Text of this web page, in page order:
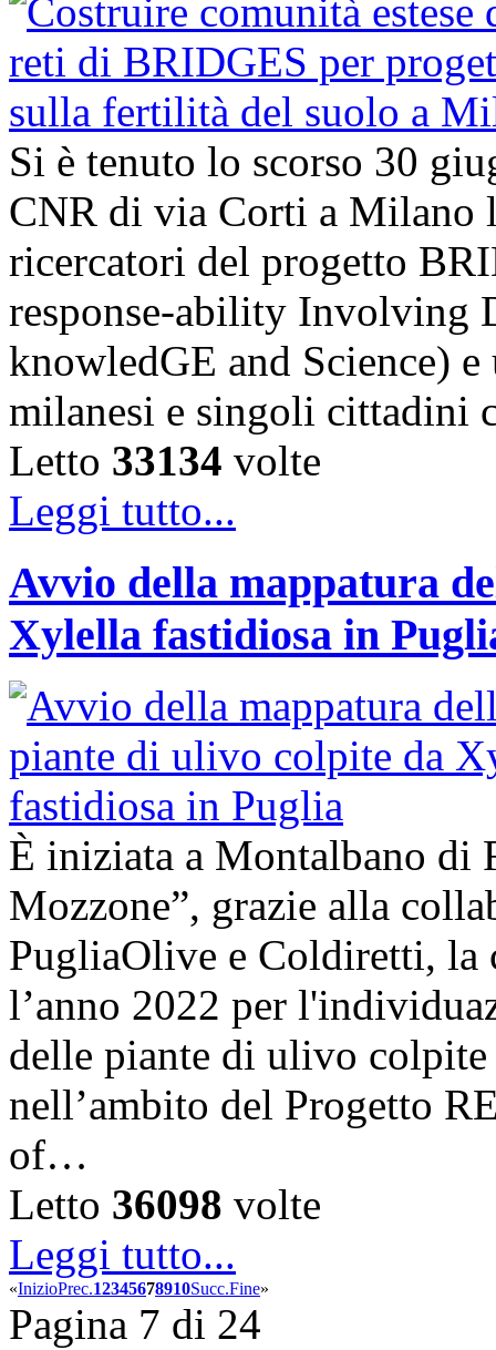
Si è tenuto lo scorso 30
CNR di via Corti a Milano
ricercatori del progetto
response-ability Involving
knowledGE and Science)
milanesi e singoli
Letto 33134 volte
Leggi tutto...
Avvio della mappatura
Xylella fastidiosa in
È iniziata a Montalbano di
Mozzone”, grazie alla
PugliaOlive e Coldiretti, la
l’anno 2022 per
delle piante di ulivo
nell’ambito del Progetto
of…
Letto 36098 volte
Leggi tutto...
«InizioPrec.12345678910Succ.Fine»
Pagina 7 di 24